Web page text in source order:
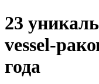
23
vessel-
года